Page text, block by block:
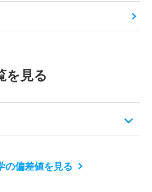
を見る
の偏差値を見る